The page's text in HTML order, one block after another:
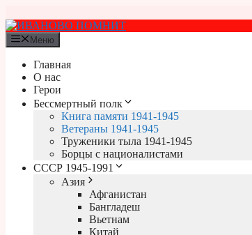
к
содержимому
Меню
Главная
О нас
Герои
Бессмертный полк
Книга памяти 1941-1945
Ветераны 1941-1945
Труженики тыла 1941-1945
Борцы с националистами
СССР 1945-1991
Азия
Афганистан
Бангладеш
Вьетнам
Китай